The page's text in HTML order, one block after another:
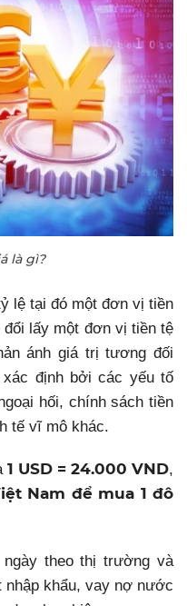
là gì?
lệ tại đó một đơn vị tiền
lấy một đơn vị tiền tệ
ánh giá trị tương đối
định bởi các yếu tố
hối, chính sách tiền
tế vĩ mô khác.
1 USD = 24.000 VND,
Nam để mua 1 đô
theo thị trường và
nhập khẩu, vay nợ nước